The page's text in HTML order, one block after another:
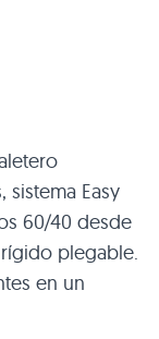
Easy
60/40 desde
plegable.
en un